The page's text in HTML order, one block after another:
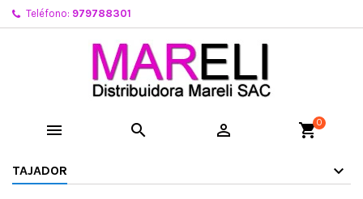
Teléfono: 979788301
   shopping_cart0
TAJADOR